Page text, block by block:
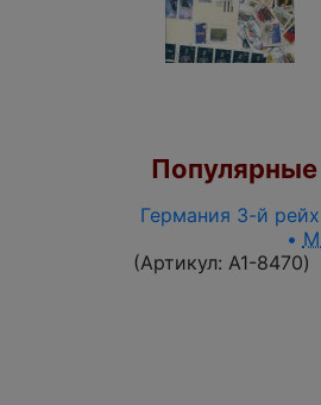
Германия 3-й
•
(Артикул: A1-8470)